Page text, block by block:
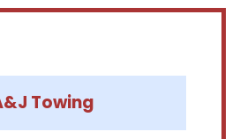
Towing